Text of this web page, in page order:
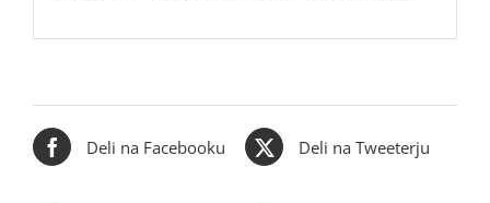
Deli na Facebooku Deli na Tweeterju